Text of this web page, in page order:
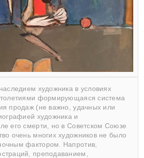
художника в условиях
формирующаяся система
продаж (не важно, удачных или
художника и
его смерти, но в Советском Союзе
очень многих художников не было
фактором. Напротив,
преподаванием,